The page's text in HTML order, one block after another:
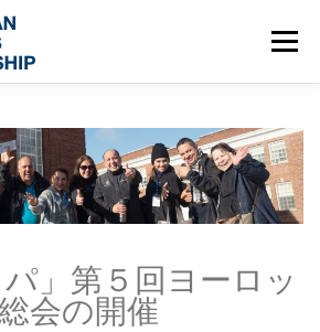
メニュー
RECONNECT COMEBACK
交流 教育
お知らせ ニュース
パ」第５回ヨーロッ
会の開催